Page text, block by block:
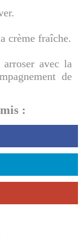
crème fraîche.
arroser avec la
de
: